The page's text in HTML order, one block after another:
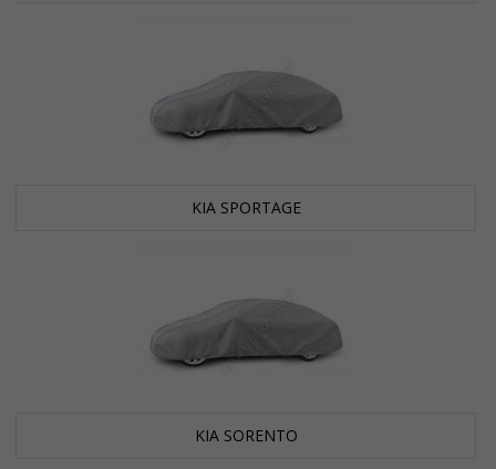
KIA SPORTAGE
KIA SORENTO